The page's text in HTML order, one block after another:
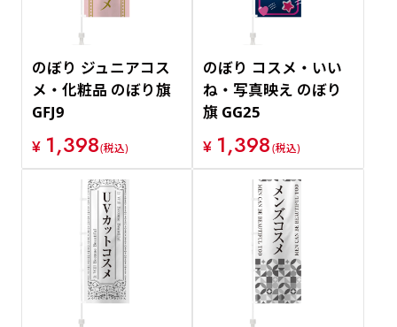
のぼり ジュニアコス
メ・化粧品 のぼり旗
GFJ9
¥ 1,398(税込)
のぼり コスメ・いい
ね・写真映え のぼり
旗 GG25
¥ 1,398(税込)